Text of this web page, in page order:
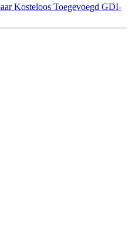
Kosteloos Toegevoegd GDI-